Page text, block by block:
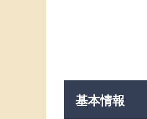
基本情報